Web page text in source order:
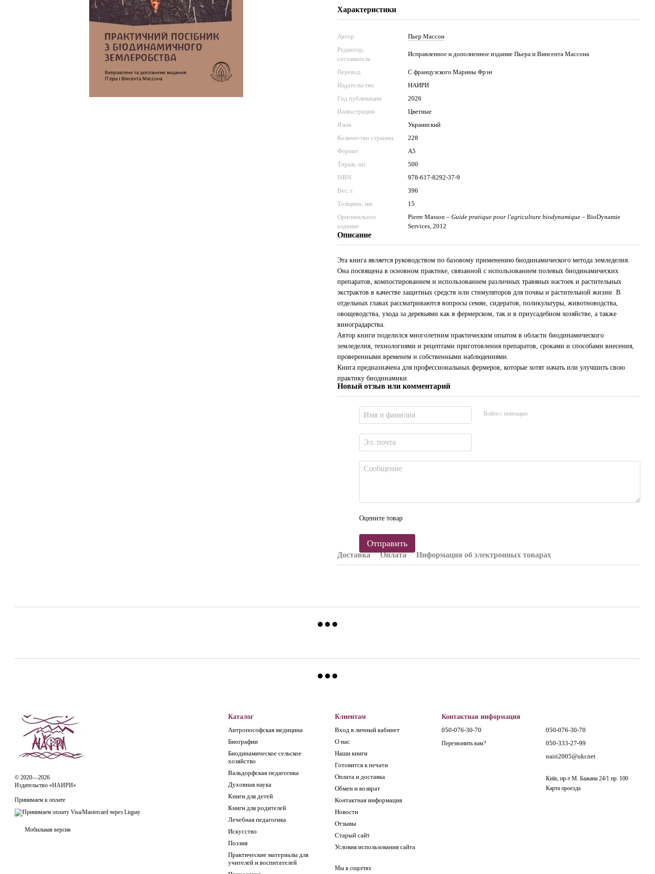
Характеристики
Автор
Пьер Массон
Редактор,
составитель
Исправленное и дополненное издание Пьера и Винсента Массона
Перевод
С французского Марины Фрэн
Издательство
НАИРИ
Год публикации
2026
Иллюстрации
Цветные
Язык
Украинский
Количество страниц
228
Формат
А5
Тираж, шт.
500
ISBN
978-617-8292-37-9
Вес, г.
396
Толщина, мм
15
Оригинальное
издание
Pierre Masson – Guide pratique pour l'agriculture biodynamique – BioDynamie
Services, 2012
Описание
Эта книга является руководством по базовому применению биодинамического метода земледелия.
Она посвящена в основном практике, связанной с использованием полевых биодинамических
препаратов, компостированием и использованием различных травяных настоек и растительных
экстрактов в качестве защитных средств или стимуляторов для почвы и растительной жизни. В
отдельных главах рассматриваются вопросы семян, сидератов, поликультуры, животноводства,
овощеводства, ухода за деревьями как в фермерском, так и в приусадебном хозяйстве, а также
виноградарства.
Автор книги поделился многолетним практическим опытом в области биодинамического
земледелия, технологиями и рецептами приготовления препаратов, сроками и способами внесения,
проверенными временем и собственными наблюдениями.
Книга предназначена для профессиональных фермеров, которые хотят начать или улучшить свою
практику биодинамики.
Новый отзыв или комментарий
Войти с помощью
Оцените товар
Отправить
Доставка Оплата Информация об электронных товарах
© 2020—2026
Издательство «НАИРИ»
Принимаем к оплате
Мобильная версия
Каталог
Антропософская медицина
Биографии
Биодинамическое сельское
хозяйство
Вальдорфская педагогика
Духовная наука
Книги для детей
Книги для родителей
Лечебная педагогика
Искусство
Поэзия
Практические материалы для
учителей и воспитателей
Клиентам
Вход в личный кабинет
О нас
Наши книги
Готовится к печати
Оплата и доставка
Обмен и возврат
Контактная информация
Новости
Отзывы
Старый сайт
Условия использования сайта
Мы в соцсетях
Контактная информация
050-076-30-70
Перезвонить вам?
050-076-30-70
050-333-27-99
nairi2005@ukr.net
Київ, пр-т М. Бажана 24/1 пр. 100
Карта проезда